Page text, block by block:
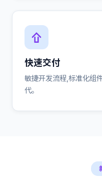
快速交付
敏捷开发流程,标准化组
代。